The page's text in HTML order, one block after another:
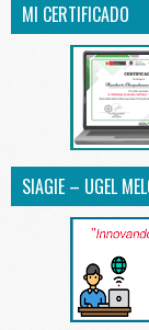
MI CERTIFICADO
SIAGIE – UGEL